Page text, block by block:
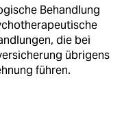
Behandlung
die bei
übrigens
führen.